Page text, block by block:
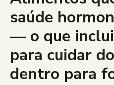
saúde
— o que
para cuidar
dentro para